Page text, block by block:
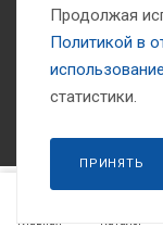
1993-2026 ©
Продолжая
Политикой в
статистики.
ПРИНЯТЬ